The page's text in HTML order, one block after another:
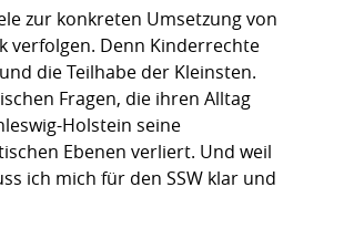
zur konkreten Umsetzung von
verfolgen. Denn Kinderrechte
die Teilhabe der Kleinsten.
Fragen, die ihren Alltag
Holstein seine
Ebenen verliert. Und weil
ich mich für den SSW klar und